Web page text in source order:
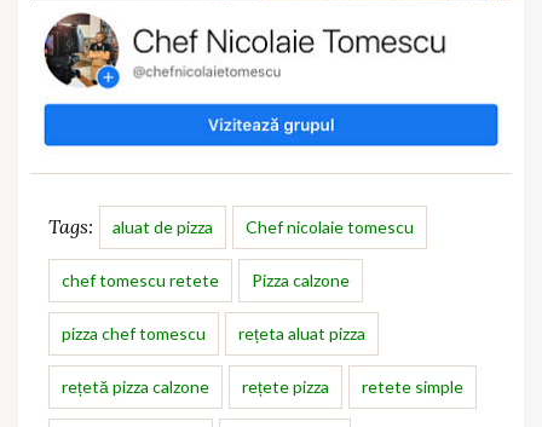
Tags: aluat de pizza Chef nicolaie tomescu
chef tomescu retete Pizza calzone
pizza chef tomescu rețeta aluat pizza
rețetă pizza calzone rețete pizza retete simple